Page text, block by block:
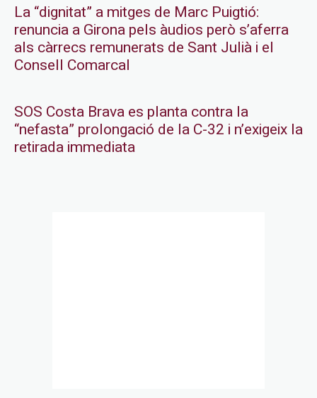
La “dignitat” a mitges de Marc Puigtió:
renuncia a Girona pels àudios però s’aferra
als càrrecs remunerats de Sant Julià i el
Consell Comarcal
SOS Costa Brava es planta contra la
“nefasta” prolongació de la C-32 i n’exigeix la
retirada immediata